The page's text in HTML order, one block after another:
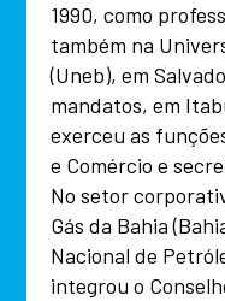
1990, como
também na
(Uneb), em
mandatos, em
exerceu as
e Comércio e
No setor
Gás da Bahia
Nacional de
integrou o